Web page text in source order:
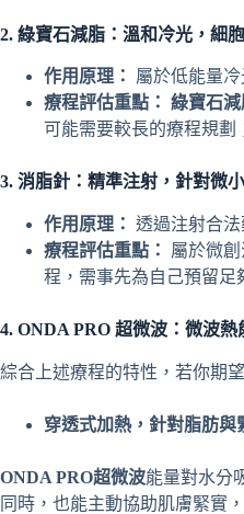
2. 綠寶石減脂：溫和冷光，細
作用原理：
屬於低能量
療程評估重點： 綠寶石減
可能需要較長的療程規劃
3. 消脂針：精準注射，針對微
作用原理： 透過注射合
療程評估重點：
屬於微
程，需事先為自己預留足
4. ONDA PRO 超微波：微波
綜合上述療程的特性，若你期
穿透式加熱，針對脂肪與
ONDA PRO超微波能量對水分
同時，也能主動協助肌膚緊實